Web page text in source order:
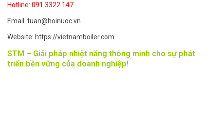
Hotline: 091 3322 147
Email: tuan@hoinuoc.vn
Website: https://vietnamboiler.com
STM – Giải pháp nhiệt năng thông minh cho sự phát
triển bền vững của doanh nghiệp!